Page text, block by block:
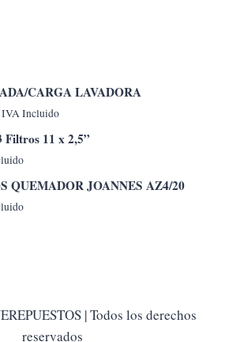
CARGA LAVADORA
4,50€
IVA Incluido
Filtros 11 x 2,5”
QUEMADOR JOANNES AZ4/20
| Todos los derechos
reservados